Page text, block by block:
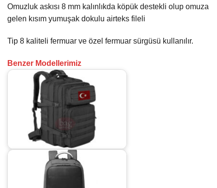
Omuzluk askısı 8 mm kalınlıkda köpük destekli olup omuza
gelen kısım yumuşak dokulu airteks fileli
Tip 8 kaliteli fermuar ve özel fermuar sürgüsü kullanılır.
Benzer Modellerimiz